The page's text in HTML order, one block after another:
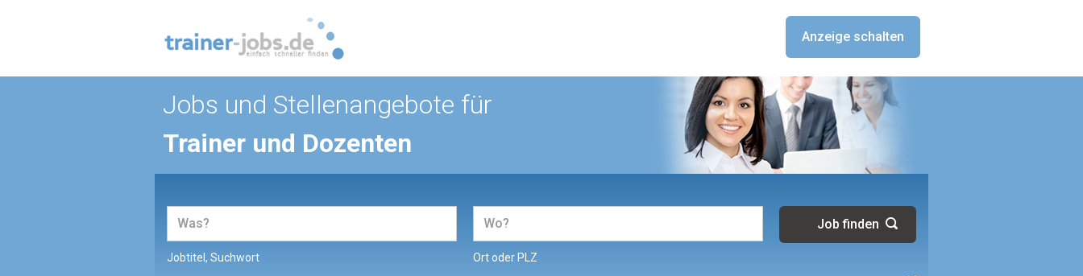
Anzeige schalten
Jobs und Stellenangebote für
Trainer und Dozenten
Jobtitel, Suchwort Ort oder PLZ